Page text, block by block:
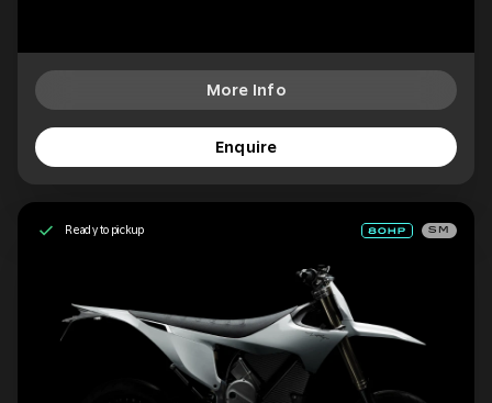
More Info
Enquire
Ready to pickup SM